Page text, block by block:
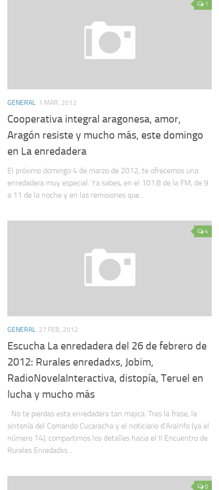
1
GENERAL 1 MAR, 2012
Cooperativa integral aragonesa, amor,
Aragón resiste y mucho más, este domingo
en La enredadera
El próximo domingo 4 de marzo de 2012, te ofrecemos una
enredadera muy especial. Ya sabes, en el 101.8 de la FM, de 9
a 11 de la noche y en las remisiones que...
4
GENERAL 27 FEB, 2012
Escucha La enredadera del 26 de febrero de
2012: Rurales enredadxs, Jobim,
RadioNovelaInteractiva, distopía, Teruel en
lucha y mucho más
No te pierdas esta enredadera tan majica. Tras la frase, la
sintonía del Comando Cucaracha y el noticiario d’AraInfo (ya el
número 14), compartimos los detalles hacia el II Encuentro de
Rurales Enredadxs...
0